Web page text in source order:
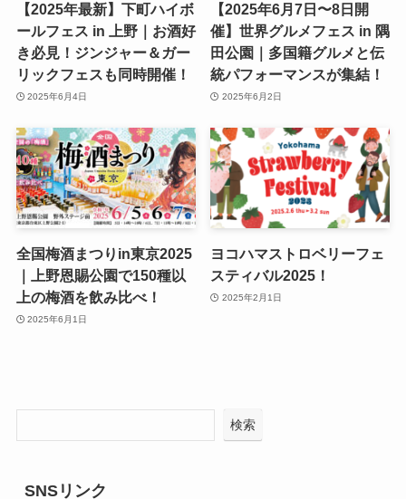
【2025年最新】下町ハイボ
ールフェス in 上野｜お酒好
き必見！ジンジャー＆ガー
リックフェスも同時開催！
2025年6月4日
【2025年6月7日〜8日開
催】世界グルメフェス in 隅
田公園｜多国籍グルメと伝
統パフォーマンスが集結！
2025年6月2日
全国梅酒まつりin東京2025
｜上野恩賜公園で150種以
上の梅酒を飲み比べ！
2025年6月1日
ヨコハマストロベリーフェ
スティバル2025！
2025年2月1日
検索
SNSリンク